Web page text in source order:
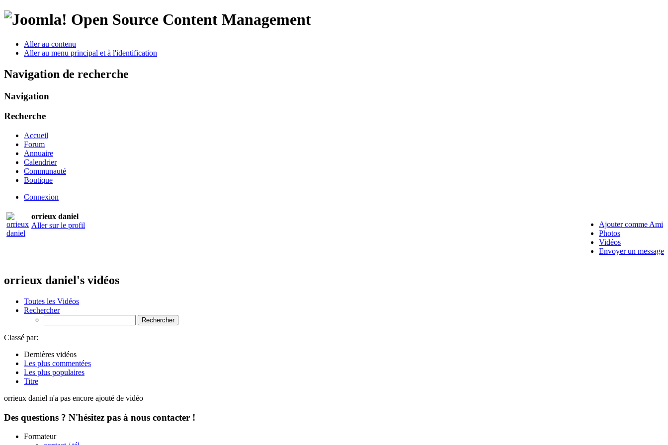
Open Source Content Management
Aller au contenu
Aller au menu principal et à l'identification
Navigation de recherche
Navigation
Recherche
Accueil
Forum
Annuaire
Calendrier
Communauté
Boutique
Connexion
orrieux daniel
Aller sur le profil
Ajouter comme Ami
Photos
Vidéos
Envoyer un message
orrieux daniel's vidéos
Toutes les Vidéos
Rechercher
Classé par:
Dernières vidéos
Les plus commentées
Les plus populaires
Titre
orrieux daniel n'a pas encore ajouté de vidéo
Des questions ? N'hésitez pas à nous contacter !
Formateur